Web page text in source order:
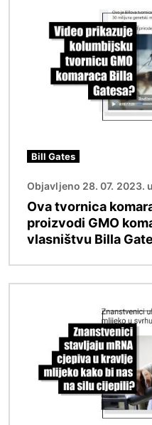
Bill Gates
Objavljeno 28. 07. 2023.
Ova tvornica
proizvodi GMO
vlasništvu Billa